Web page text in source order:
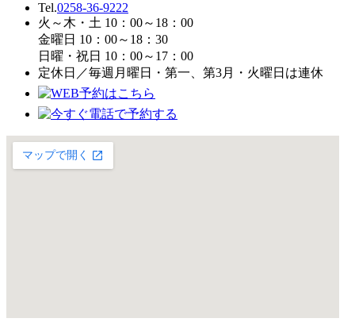
Tel.0258-36-9222
火～木・土 10：00～18：00
金曜日 10：00～18：30
日曜・祝日 10：00～17：00
定休日／毎週月曜日・第一、第3月・火曜日は連休